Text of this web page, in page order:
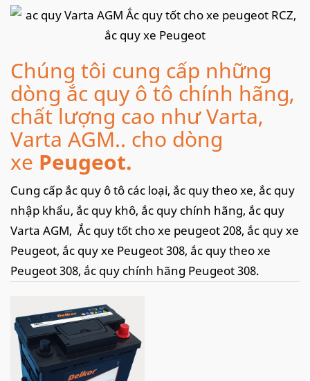
Chúng tôi cung cấp những
dòng ắc quy ô tô chính hãng,
chất lượng cao như Varta,
Varta AGM.. cho dòng
xe Peugeot.
Cung cấp ắc quy ô tô các loại, ắc quy theo xe, ắc quy
nhập khẩu, ắc quy khô, ắc quy chính hãng, ắc quy
Varta AGM, Ắc quy tốt cho xe peugeot 208, ắc quy xe
Peugeot, ắc quy xe Peugeot 308, ắc quy theo xe
Peugeot 308, ắc quy chính hãng Peugeot 308.
Ngoài việc cung cấp bình cho các doanh nghiệp,
phân phối ắc quy cho các cửa hàng. Chúng tôi còn
cung cấpdịch vụ thay ắc quy ô tô tại nhà
quy ô tô, kích ắc quy ô tô